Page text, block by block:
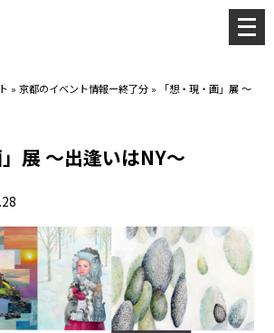
»京都のイベント情報ー終了分 »
「想・現・画」展 ～
」展 ～出逢いはNY～
メ
ニ
ー